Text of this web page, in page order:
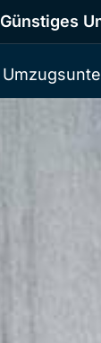
Günstiges